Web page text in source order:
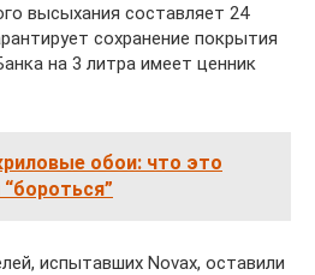
высыхания составляет 24
сохранение покрытия
на 3 литра имеет ценник
обои: что это
испытавших Novax, оставили